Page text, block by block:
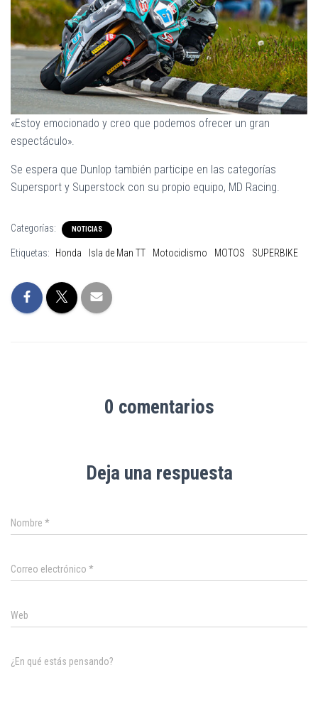
«Estoy emocionado y creo que podemos ofrecer un gran
espectáculo».
Se espera que Dunlop también participe en las categorías
Supersport y Superstock con su propio equipo, MD Racing.
Categorías: NOTICIAS
Etiquetas: Honda Isla de Man TT Motociclismo MOTOS SUPERBIKE
0 comentarios
Deja una respuesta
Nombre *
Correo electrónico *
Web
¿En qué estás pensando?